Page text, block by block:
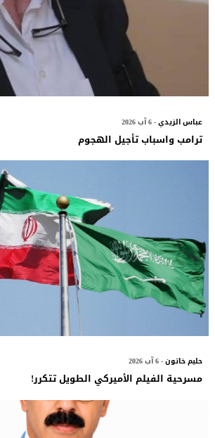
عباس الزيدي- 6 آب 2026
ترامب واسباب تأجيل الهجوم
حليم خاتون- 6 آب 2026
مسرحية الفيلم الأميركي الطويل تتكرر!